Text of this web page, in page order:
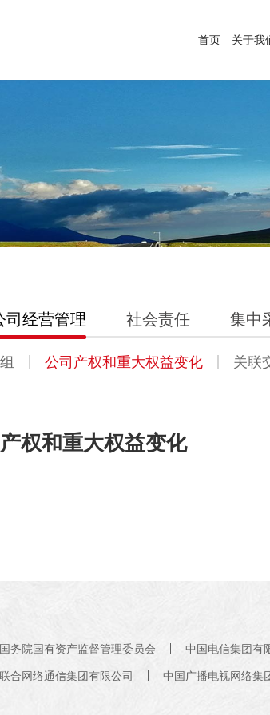
首页 关于我
司经营管理
公司产权和重大权益变化 关联
社会责任 集中
权和重大权益变化
国务院国有资产监督管理委员会 中国电信集团有
合网络通信集团有限公司 中国广播电视网络集